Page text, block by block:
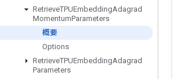
RetrieveTPUEmbeddingAdagrad
MomentumParameters
概要
Options
RetrieveTPUEmbeddingAdagrad
Parameters